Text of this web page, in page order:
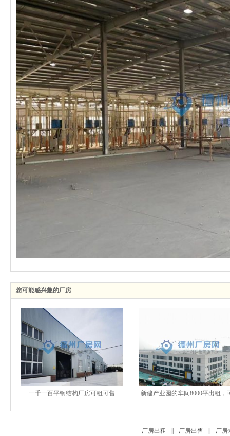
您可能感兴趣的厂房
一千一百平钢结构厂房可租可售 新建产业园的车间8000平出租，
厂房出租 厂房出售 厂房